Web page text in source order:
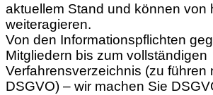
aktuellem Stand und können von
weiteragieren.
Von den Informationspflichten
Mitgliedern bis zum vollständigen
Verfahrensverzeichnis (zu führen
DSGVO) – wir machen Sie